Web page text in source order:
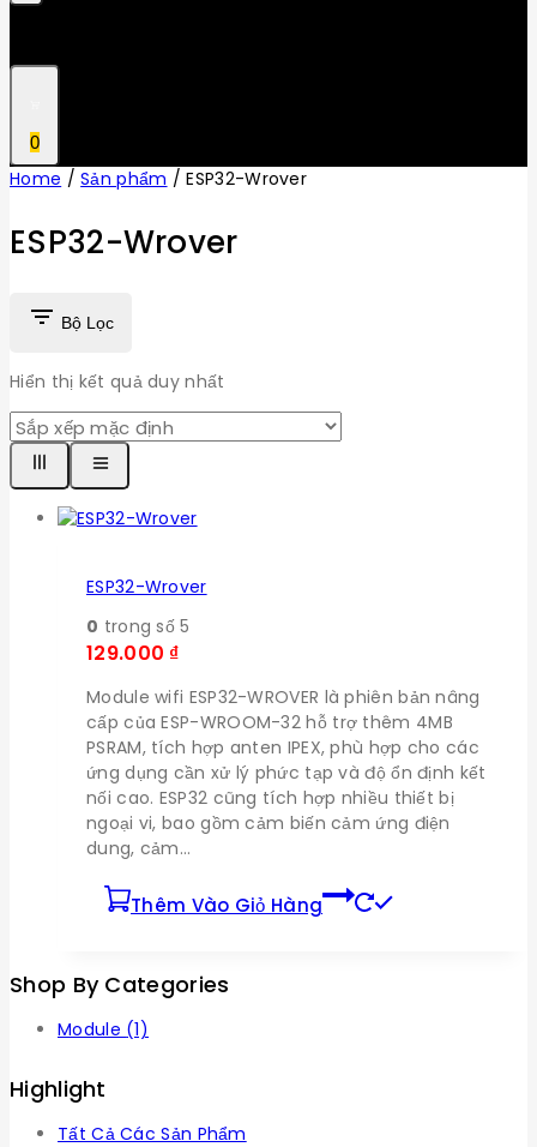
0
Home / Sản phẩm / ESP32-Wrover
ESP32-Wrover
Bộ Lọc
Hiển thị kết quả duy nhất
ESP32-Wrover
0 trong số 5
129.000 ₫
Module wifi ESP32-WROVER là phiên bản nâng
cấp của ESP-WROOM-32 hỗ trợ thêm 4MB
PSRAM, tích hợp anten IPEX, phù hợp cho các
ứng dụng cần xử lý phức tạp và độ ổn định kết
nối cao. ESP32 cũng tích hợp nhiều thiết bị
ngoại vi, bao gồm cảm biến cảm ứng điện
dung, cảm…
Thêm Vào Giỏ Hàng
Shop By Categories
Module (1)
Highlight
Tất Cả Các Sản Phẩm